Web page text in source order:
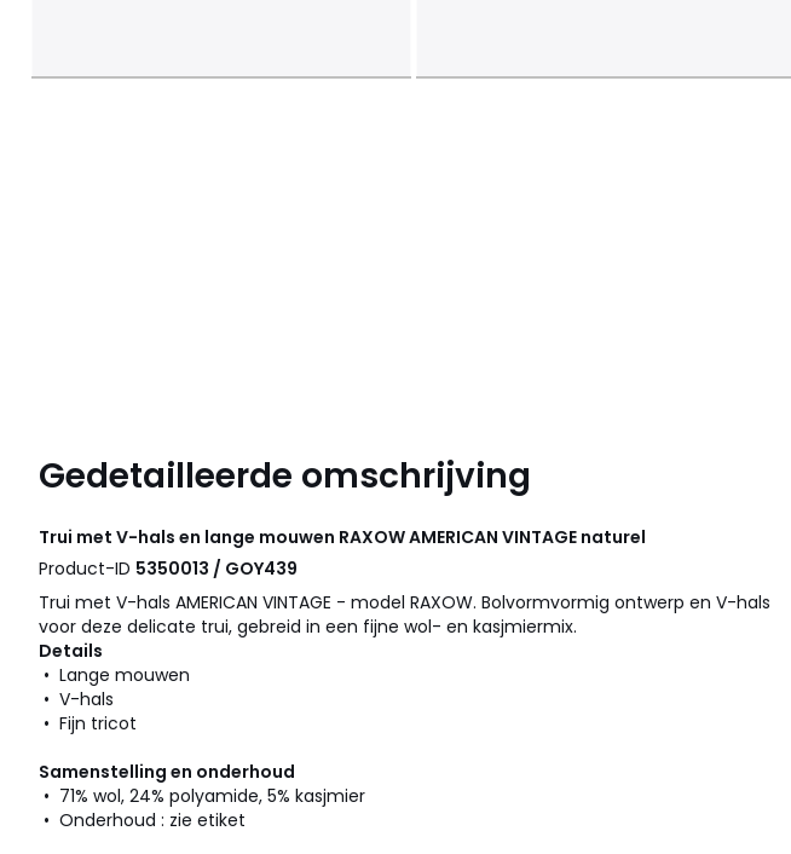
Gedetailleerde omschrijving
Trui met V-hals en lange mouwen RAXOWAMERICAN VINTAGE naturel
Product-ID 5350013 / GOY439
Trui met V-hals AMERICAN VINTAGE - model RAXOW. Bolvormvormig ontwerp en V-hals
voor deze delicate trui, gebreid in een fijne wol- en kasjmiermix.
Details
• Lange mouwen
• V-hals
• Fijn tricot
Samenstelling en onderhoud
• 71% wol, 24% polyamide, 5% kasjmier
• Onderhoud : zie etiket